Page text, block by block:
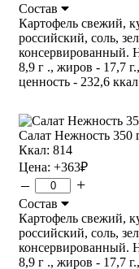
Состав
Картофель свежий,
российский, соль,
консервированный.
8,9 г ., жиров - 17,7
ценность - 232,6 ккал
Салат Нежность 350
Ккал: 814
Цена: +363₽
– +
Состав
Картофель свежий,
российский, соль,
консервированный.
8,9 г ., жиров - 17,7